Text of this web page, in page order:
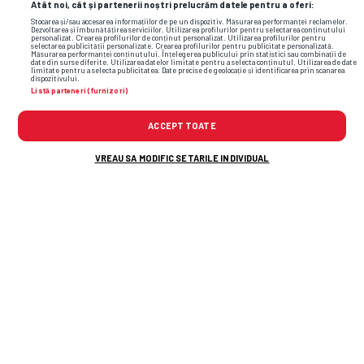
Atât noi, cât și partenerii noștri prelucrăm datele pentru a oferi:
Stocarea și/sau accesarea informațiilor de pe un dispozitiv. Măsurarea performanței reclamelor.
Dezvoltarea și îmbunătățirea serviciilor. Utilizarea profilurilor pentru selectarea conținutului
personalizat. Crearea profilurilor de conținut personalizat. Utilizarea profilurilor pentru
selectarea publicității personalizate. Crearea profilurilor pentru publicitate personalizată.
Măsurarea performanței conținutului. Înțelegerea publicului prin statistici sau combinații de
date din surse diferite. Utilizarea datelor limitate pentru a selecta conținutul. Utilizarea de date
limitate pentru a selecta publicitatea. Date precise de geolocație și identificarea prin scanarea
dispozitivului.
Listă parteneri (furnizori)
ACCEPT TOATE
VREAU SA MODIFIC SETARILE INDIVIDUAL